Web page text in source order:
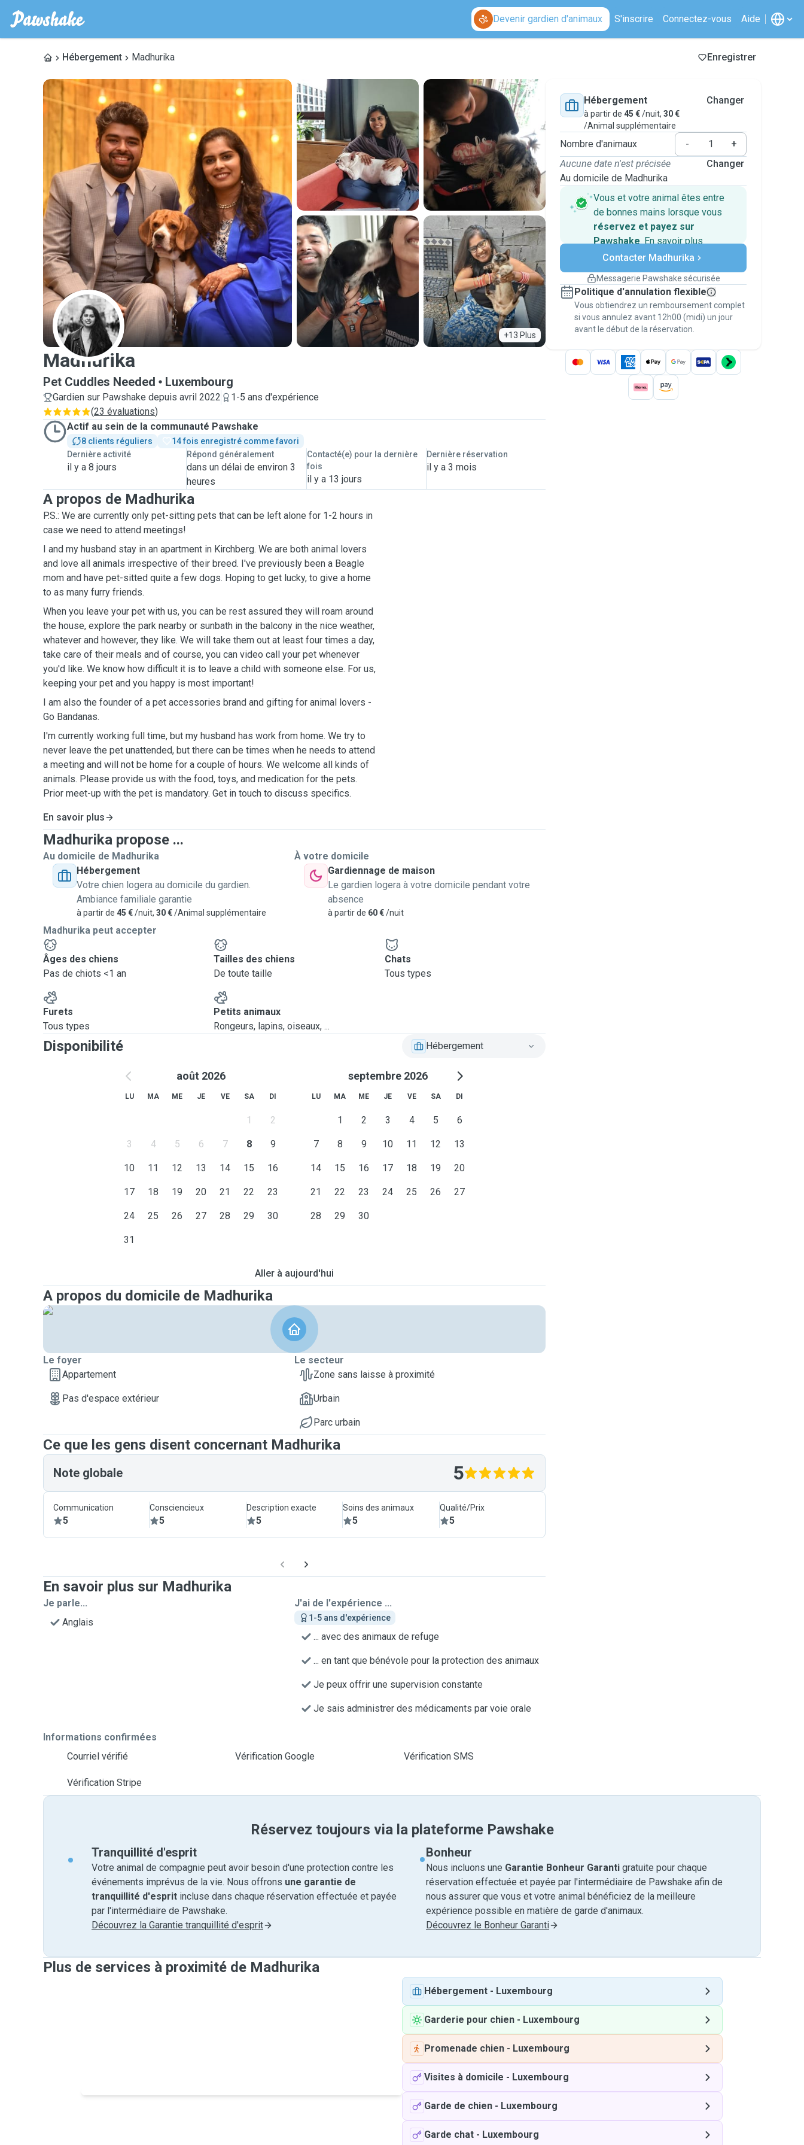
Devenir gardien d'animaux S'inscrire Connectez-vous Aide
Hébergement Madhurika Enregistrer
+13 Plus
M
Madhurika
Pet Cuddles Needed Luxembourg
Gardien sur Pawshake depuis avril 2022
1-5 ans d'expérience
(23 évaluations)
Actif au sein de la communauté Pawshake
8 clients réguliers
14 fois enregistré comme favori
Dernière activité
il y a 8 jours
Répond généralement
dans un délai de environ 3
heures
Contacté(e) pour la dernière
fois
il y a 13 jours
Dernière réservation
il y a 3 mois
A propos de Madhurika
P.S.: We are currently only pet-sitting pets that can be left alone for 1-2 hours in
case we need to attend meetings!
I and my husband stay in an apartment in Kirchberg. We are both animal lovers
and love all animals irrespective of their breed. I've previously been a Beagle
mom and have pet-sitted quite a few dogs. Hoping to get lucky, to give a home
to as many furry friends.
When you leave your pet with us, you can be rest assured they will roam around
the house, explore the park nearby or sunbath in the balcony in the nice weather,
whatever and however, they like. We will take them out at least four times a day,
take care of their meals and of course, you can video call your pet whenever
you'd like. We know how difficult it is to leave a child with someone else. For us,
keeping your pet and you happy is most important!
I am also the founder of a pet accessories brand and gifting for animal lovers -
Go Bandanas.
I'm currently working full time, but my husband has work from home. We try to
never leave the pet unattended, but there can be times when he needs to attend
a meeting and will not be home for a couple of hours. We welcome all kinds of
animals. Please provide us with the food, toys, and medication for the pets.
Prior meet-up with the pet is mandatory. Get in touch to discuss specifics.
En savoir plus
Madhurika propose ...
Au domicile de Madhurika
Hébergement
Votre chien logera au domicile du gardien.
Ambiance familiale garantie
à partir de 45 €/nuit, 30 €/Animal supplémentaire
À votre domicile
Gardiennage de maison
Le gardien logera à votre domicile pendant votre
absence
à partir de 60 €/nuit
Madhurika peut accepter
Âges des chiens
Pas de chiots <1 an
Tailles des chiens
De toute taille
Chats
Tous types
Furets
Tous types
Petits animaux
Rongeurs, lapins, oiseaux, ...
Disponibilité Hébergement
août 2026
LU MA ME JE VE SA DI
1 2
3 4 5 6 7 8 9
10 11 12 13 14 15 16
17 18 19 20 21 22 23
24 25 26 27 28 29 30
31
septembre 2026
LU MA ME JE VE SA DI
1 2 3 4 5 6
7 8 9 10 11 12 13
14 15 16 17 18 19 20
21 22 23 24 25 26 27
28 29 30
Aller à aujourd'hui
A propos du domicile de Madhurika
Le foyer
Appartement
Pas d'espace extérieur
Le secteur
Zone sans laisse à proximité
Urbain
Parc urbain
Ce que les gens disent concernant Madhurika
Note globale 5
Communication
5
Consciencieux
5
Description exacte
5
Soins des animaux
5
Qualité/Prix
5
En savoir plus sur Madhurika
Je parle...
Anglais
J'ai de l'expérience ...
1-5 ans d'expérience
... avec des animaux de refuge
... en tant que bénévole pour la protection des animaux
Je peux offrir une supervision constante
Je sais administrer des médicaments par voie orale
Informations confirmées
Courriel vérifié
Vérification Google Vérification SMS
Vérification Stripe
Hébergement
à partir de 45 €/nuit, 30 €
/Animal supplémentaire
Changer
Nombre d'animaux -
+
Aucune date n'est précisée
Au domicile de Madhurika
Changer
Vous et votre animal êtes entre
de bonnes mains lorsque vous
réservez et payez sur
Pawshake. En savoir plus
Paiements sécurisés
Assistance en cas de
Réservations couvertes par
nos garanties
Gardez tout sur Pawshake (du premier
message au paiement) pour bénéficier de la
Garantie Pawshake.
Contacter Madhurika
Messagerie Pawshake sécurisée
Politique d'annulation flexible
Vous obtiendrez un remboursement complet
si vous annulez avant 12h00 (midi) un jour
avant le début de la réservation.
Réservez toujours via la plateforme Pawshake
Tranquillité d'esprit
Votre animal de compagnie peut avoir besoin d'une protection contre les
événements imprévus de la vie. Nous offrons une garantie de
tranquillité d'esprit incluse dans chaque réservation effectuée et payée
par l'intermédiaire de Pawshake.
Découvrez la Garantie tranquillité d'esprit
Bonheur
Nous incluons une Garantie Bonheur Garanti gratuite pour chaque
réservation effectuée et payée par l'intermédiaire de Pawshake afin de
nous assurer que vous et votre animal bénéficiez de la meilleure
expérience possible en matière de garde d'animaux.
Découvrez le Bonheur Garanti
Plus de services à proximité de Madhurika
Hébergement - Luxembourg
Garderie pour chien - Luxembourg
Promenade chien - Luxembourg
Visites à domicile - Luxembourg
Garde de chien - Luxembourg
Garde chat - Luxembourg